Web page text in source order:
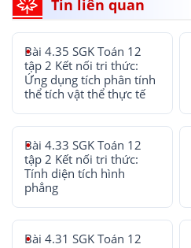
Tin liên quan
Bài 4.35 SGK Toán 12
tập 2 Kết nối tri thức:
Ứng dụng tích phân tính
thể tích vật thể thực tế
Bài 4.33 SGK Toán 12
tập 2 Kết nối tri thức:
Tính diện tích hình
phẳng
Bài 4.31 SGK Toán 12